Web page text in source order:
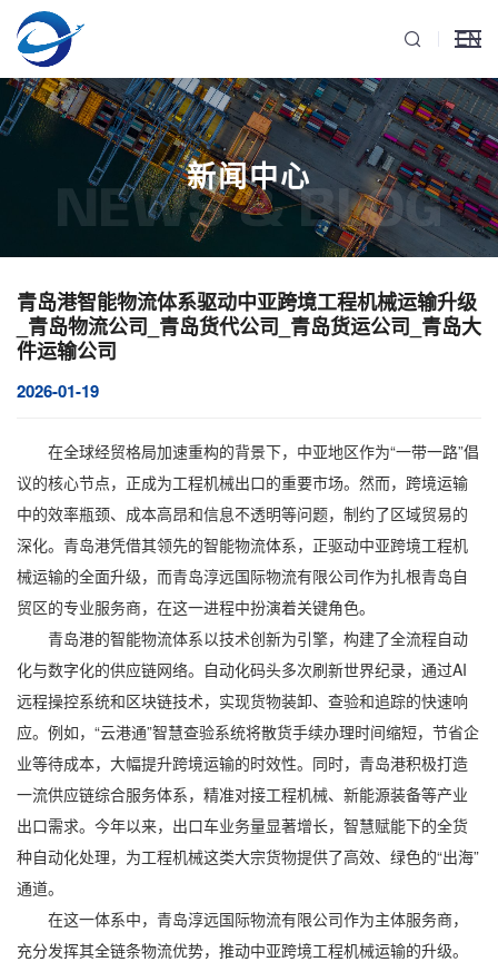
EN
新闻中心
NEWS & BLOG
青岛港智能物流体系驱动中亚跨境工程机械运输升级
_青岛物流公司_青岛货代公司_青岛货运公司_青岛大
件运输公司
2026-01-19
在全球经贸格局加速重构的背景下，中亚地区作为“一带一路”倡
议的核心节点，正成为工程机械出口的重要市场。然而，跨境运输
中的效率瓶颈、成本高昂和信息不透明等问题，制约了区域贸易的
深化。青岛港凭借其领先的智能物流体系，正驱动中亚跨境工程机
械运输的全面升级，而青岛淳远国际物流有限公司作为扎根青岛自
贸区的专业服务商，在这一进程中扮演着关键角色。
青岛港的智能物流体系以技术创新为引擎，构建了全流程自动
化与数字化的供应链网络。自动化码头多次刷新世界纪录，通过AI
远程操控系统和区块链技术，实现货物装卸、查验和追踪的快速响
应。例如，“云港通”智慧查验系统将散货手续办理时间缩短，节省企
业等待成本，大幅提升跨境运输的时效性。同时，青岛港积极打造
一流供应链综合服务体系，精准对接工程机械、新能源装备等产业
出口需求。今年以来，出口车业务量显著增长，智慧赋能下的全货
种自动化处理，为工程机械这类大宗货物提供了高效、绿色的“出海”
通道。
在这一体系中，青岛淳远国际物流有限公司作为主体服务商，
充分发挥其全链条物流优势，推动中亚跨境工程机械运输的升级。